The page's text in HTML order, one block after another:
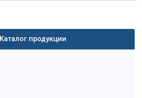
Каталог продукции